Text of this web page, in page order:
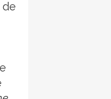
de